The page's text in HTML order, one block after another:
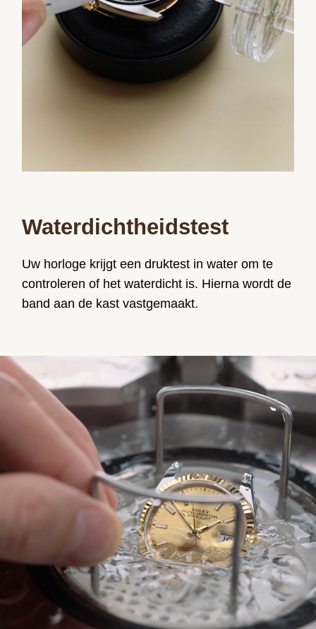
Waterdichtheidstest
Uw horloge krijgt een druktest in water om te
controleren of het waterdicht is. Hierna wordt de
band aan de kast vastgemaakt.